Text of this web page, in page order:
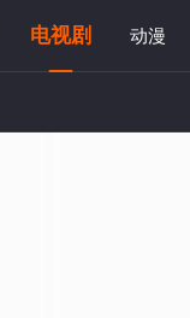
电视剧 动漫